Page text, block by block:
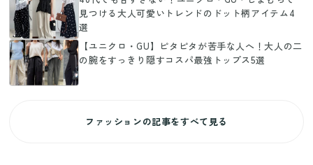
見つける大人可愛いトレンドのドット柄アイテム4
選
【ユニクロ・GU】ピタピタが苦手な人へ！大人の二
の腕をすっきり隠すコスパ最強トップス5選
ファッションの記事をすべて見る